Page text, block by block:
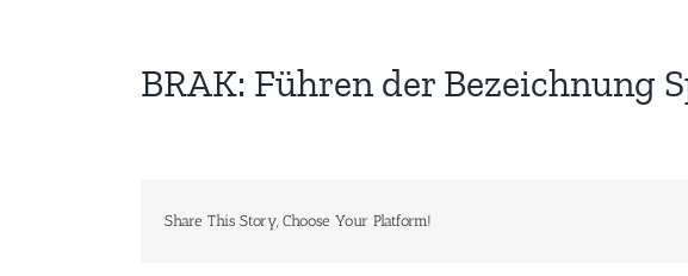
BRAK: Führen der Bezeichnung
Share This Story, Choose Your Platform!